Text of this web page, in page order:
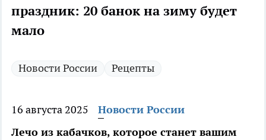
праздник: 20 банок на зиму будет
мало
Новости России Рецепты
16 августа 2025
Новости России
Лечо из кабачков, которое станет вашим